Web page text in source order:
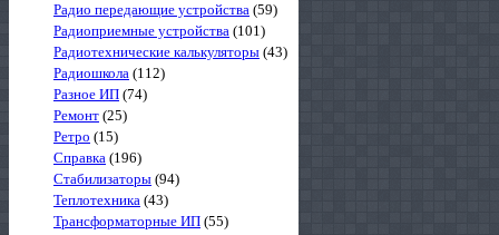
Радио передающие устройства (59)
Радиоприемные устройства (101)
Радиотехнические калькуляторы (43)
Радиошкола (112)
Разное ИП (74)
Ремонт (25)
Ретро (15)
Справка (196)
Стабилизаторы (94)
Теплотехника (43)
Трансформаторные ИП (55)